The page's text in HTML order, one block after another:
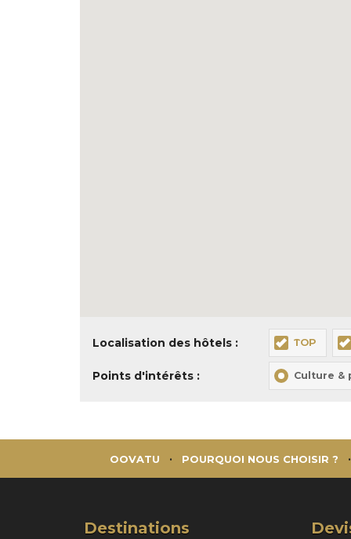
Localisation des hôtels : TOP
Points d'intérêts : Culture &
OOVATU POURQUOI NOUS CHOISIR ?
Destinations